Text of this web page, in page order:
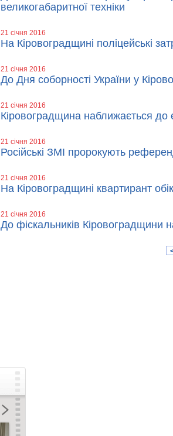
великогабаритної техніки
21 січня 2016
На Кіровоградщині поліцейські
21 січня 2016
До Дня соборності України у
21 січня 2016
Кіровоградщина наближається до
21 січня 2016
Російські ЗМІ пророкують
21 січня 2016
На Кіровоградщині квартирант
21 січня 2016
До фіскальників Кіровоградщини